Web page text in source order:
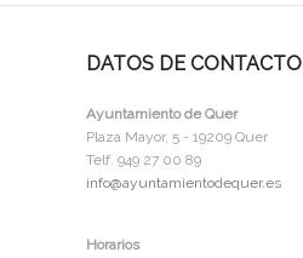
DATOS DE CONTACTO
Ayuntamiento de Quer
Plaza Mayor, 5 - 19209 Quer
Telf. 949 27 00 89
info@ayuntamientodequer.es
Horarios